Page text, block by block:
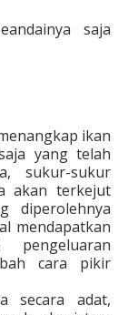
saja
ikan
yang telah
sukur-sukur
akan terkejut
diperolehnya
mendapatkan
cara pikir
secara adat,